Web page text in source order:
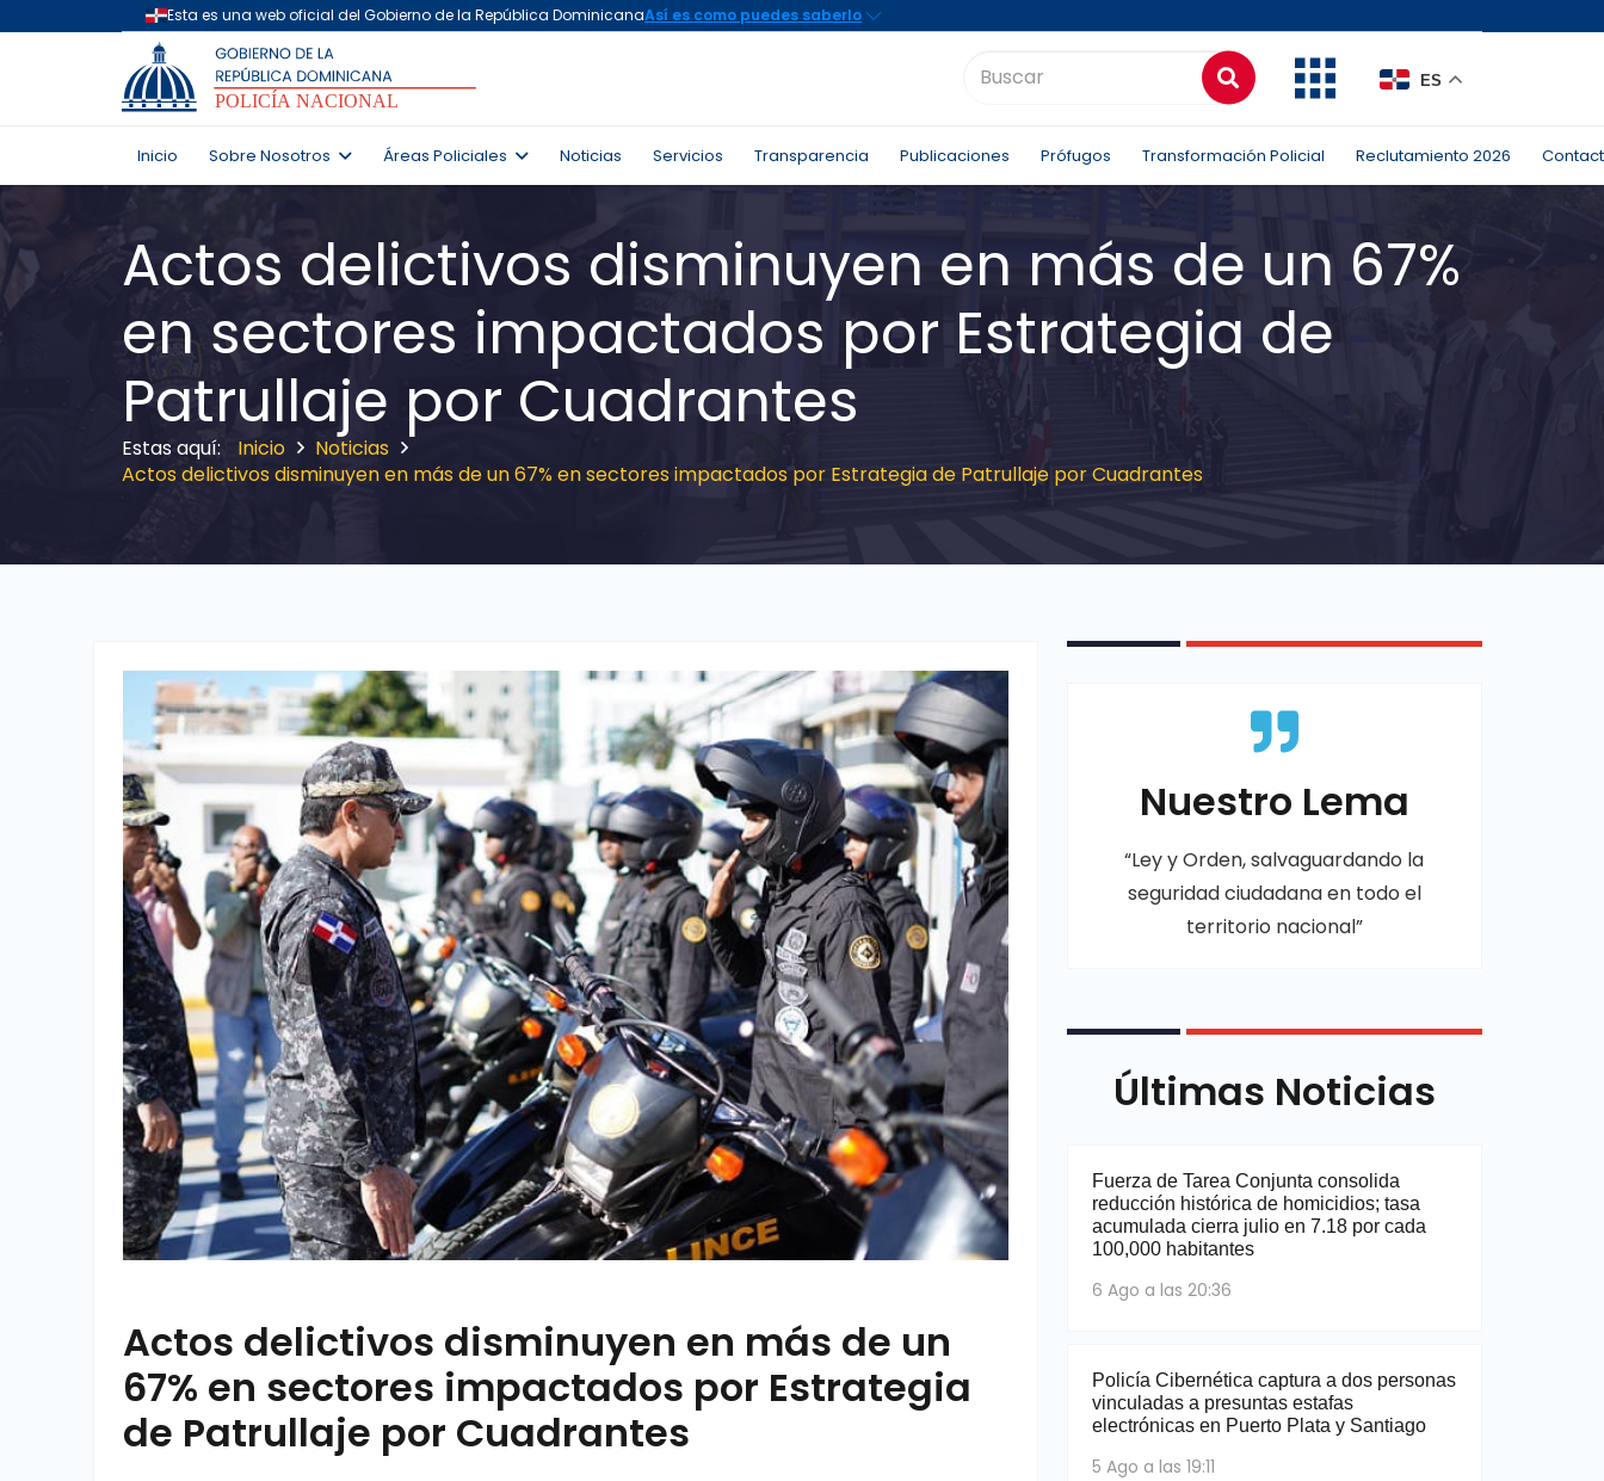
ES
Inicio Sobre Nosotros Áreas Policiales Noticias Servicios Transparencia Publicaciones Prófugos Transformación Policial Reclutamiento 2026
Actos delictivos disminuyen en más de un 67%
en sectores impactados por Estrategia de
Patrullaje por Cuadrantes
Inicio
Noticias
Actos delictivos disminuyen en más de un 67% en sectores impactados por Estrategia de Patrullaje por Cuadrantes
Actos delictivos disminuyen en más de un
67% en sectores impactados por Estrategia
de Patrullaje por Cuadrantes
Nuestro Lema
“Ley y Orden, salvaguardando la
seguridad ciudadana en todo el
territorio nacional”
Últimas Noticias
Fuerza de Tarea Conjunta consolida
reducción histórica de homicidios; tasa
acumulada cierra julio en 7.18 por cada
100,000 habitantes
6 Ago a las 20:36
Policía Cibernética captura a dos personas
vinculadas a presuntas estafas
electrónicas en Puerto Plata y Santiago
5 Ago a las 19:11